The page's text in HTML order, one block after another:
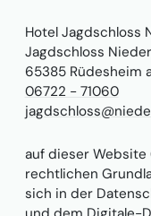
Hotel Jagdschloss
Jagdschloss
65385 Rüdesheim
06722 - 71060
auf dieser Website
rechtlichen
sich in der